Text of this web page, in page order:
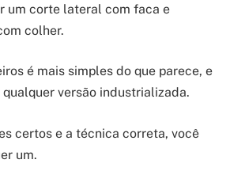
um corte lateral com faca e
colher.
é mais simples do que parece, e
versão industrializada.
certos e a técnica correta, você
um.